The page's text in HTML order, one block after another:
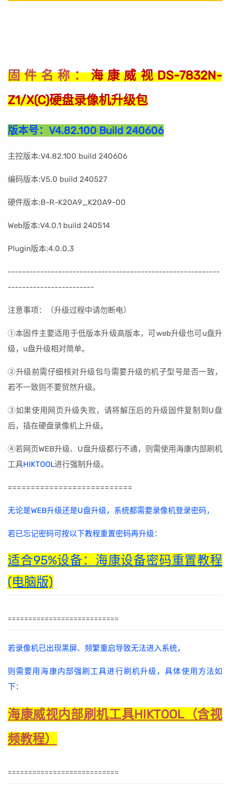
固件名称：海康威视DS-7832N-
Z1/X(C)硬盘录像机升级包
版本号： V4.82.100 Build 240606
主控版本:V4.82.100 build 240606
编码版本:V5.0 build 240527
硬件版本:B-R-K20A9_K20A9-00
Web版本:V4.0.1 build 240514
Plugin版本:4.0.0.3
-----------------------------------------------------------
------------------------
注意事项：（升级过程中请勿断电）
①本固件主要适用于低版本升级高版本，可web升级也可u盘升
级，u盘升级相对简单。
②升级前需仔细核对升级包与需要升级的机子型号是否一致，
若不一致则不要贸然升级。
③如果使用网页升级失败，请将解压后的升级固件复制到U盘
后，插在硬盘录像机上升级。
④若网页WEB升级、U盘升级都行不通，则需使用海康内部刷机
工具HIKTOOL进行强制升级。
===========================
无论是WEB升级还是U盘升级，系统都需要录像机登录密码，
若已忘记密码可按以下教程重置密码再升级：
适合95%设备：海康设备密码重置教程
(电脑版)
===========================
若录像机已出现黑屏、频繁重启导致无法进入系统，
则需要用海康内部强刷工具进行刷机升级，具体使用方法如
下：
海康威视内部刷机工具HIKTOOL（含视
频教程）
===========================